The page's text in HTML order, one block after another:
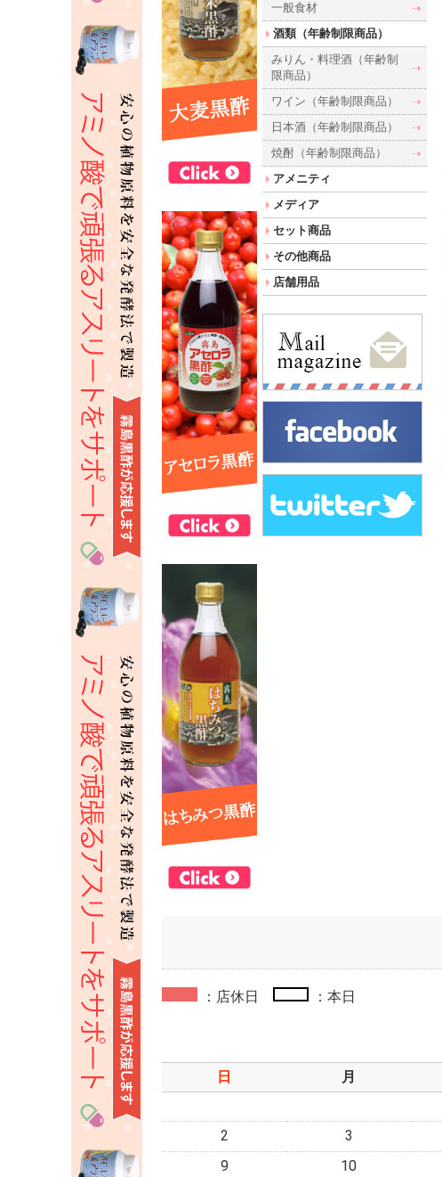
一般食材
酒類（年齢制限商品）
みりん・料理酒（年齢制
限商品）
ワイン（年齢制限商品）
日本酒（年齢制限商品）
焼酎（年齢制限商品）
アメニティ
メディア
セット商品
その他商品
店舗用品
：店休日 ：本日
日
月
2
3
9
10